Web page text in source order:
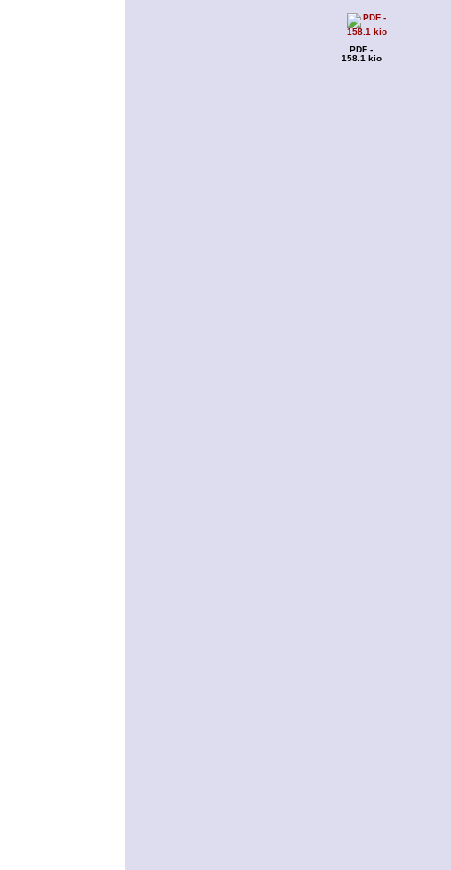
PDF -
158.1 kio